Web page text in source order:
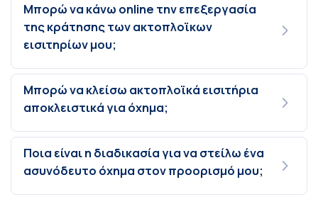
Μπορώ να κάνω online την επεξεργασία
της κράτησης των ακτοπλοϊκων
εισιτηρίων μου;
Μπορώ να κλείσω ακτοπλοϊκά εισιτήρια
αποκλειστικά για όχημα;
Ποια είναι η διαδικασία για να στείλω ένα
ασυνόδευτο όχημα στον προορισμό μου;